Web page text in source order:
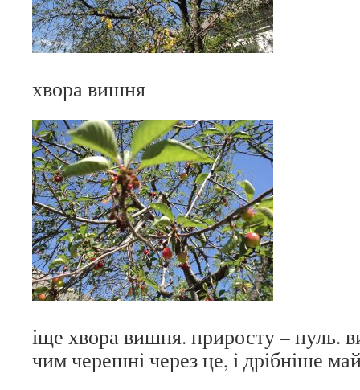
хвора вишня
іще хвора вишня. приросту – нуль.
чим черешні через це, і дрібніше